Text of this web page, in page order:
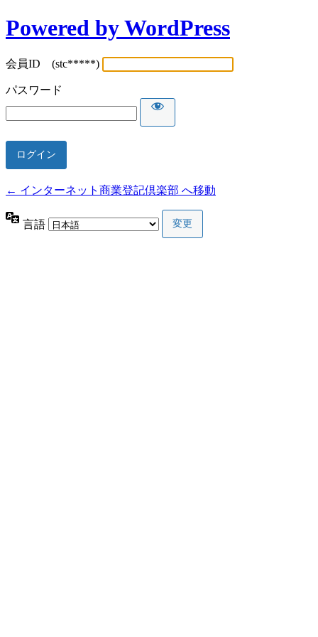
Powered by WordPress
会員ID (stc*****)
パスワード
← インターネット商業登記倶楽部 へ移動
言語